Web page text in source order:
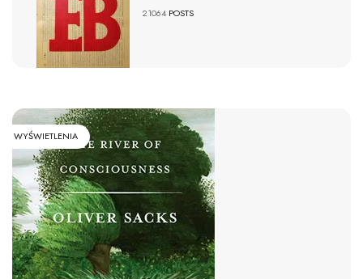
21064 POSTS
WYŚWIETLENIA